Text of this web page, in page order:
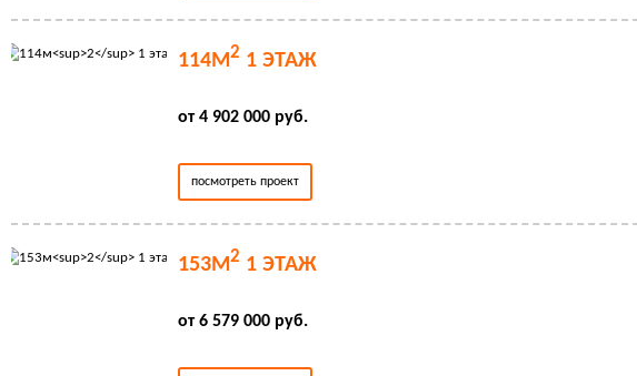
114М2 1 ЭТАЖ
от 4 902 000 руб.
посмотреть проект
153М2 1 ЭТАЖ
от 6 579 000 руб.